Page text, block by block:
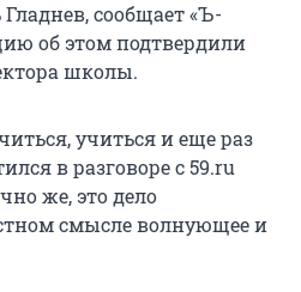
сообщает «Ъ-
об этом подтвердили
школы.
учиться и еще раз
в разговоре с 59.ru
же, это дело
смысле волнующее и